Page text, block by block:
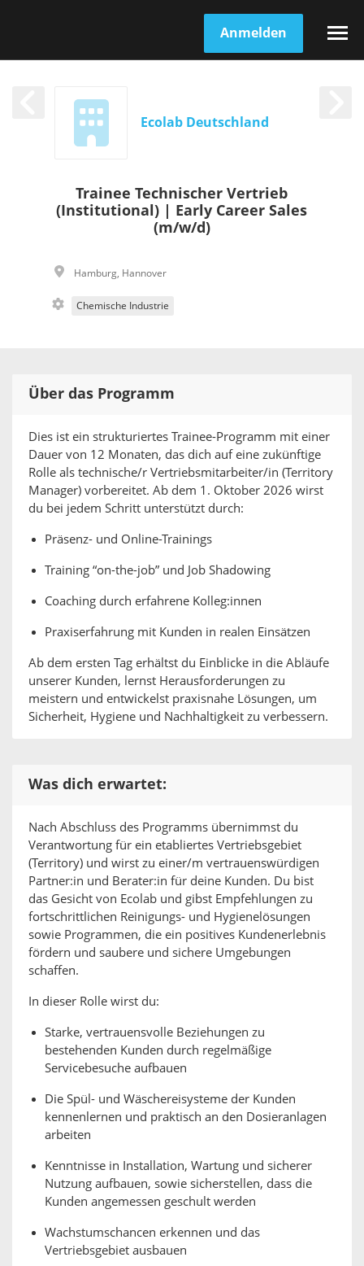
Anmelden
Ecolab Deutschland
Trainee Technischer Vertrieb
(Institutional) | Early Career Sales
(m/w/d)
Hamburg, Hannover
Chemische Industrie
Über das Programm
Dies ist ein strukturiertes Trainee-Programm mit einer
Dauer von 12 Monaten, das dich auf eine zukünftige
Rolle als technische/r Vertriebsmitarbeiter/in (Territory
Manager) vorbereitet. Ab dem 1. Oktober 2026 wirst
du bei jedem Schritt unterstützt durch:
Präsenz- und Online-Trainings
Training “on-the-job” und Job Shadowing
Coaching durch erfahrene Kolleg:innen
Praxiserfahrung mit Kunden in realen Einsätzen
Ab dem ersten Tag erhältst du Einblicke in die Abläufe
unserer Kunden, lernst Herausforderungen zu
meistern und entwickelst praxisnahe Lösungen, um
Sicherheit, Hygiene und Nachhaltigkeit zu verbessern.
Was dich erwartet:
Nach Abschluss des Programms übernimmst du
Verantwortung für ein etabliertes Vertriebsgebiet
(Territory) und wirst zu einer/m vertrauenswürdigen
Partner:in und Berater:in für deine Kunden. Du bist
das Gesicht von Ecolab und gibst Empfehlungen zu
fortschrittlichen Reinigungs- und Hygienelösungen
sowie Programmen, die ein positives Kundenerlebnis
fördern und saubere und sichere Umgebungen
schaffen.
In dieser Rolle wirst du:
Starke, vertrauensvolle Beziehungen zu
bestehenden Kunden durch regelmäßige
Servicebesuche aufbauen
Die Spül- und Wäschereisysteme der Kunden
kennenlernen und praktisch an den Dosieranlagen
arbeiten
Kenntnisse in Installation, Wartung und sicherer
Nutzung aufbauen, sowie sicherstellen, dass die
Kunden angemessen geschult werden
Wachstumschancen erkennen und das
Vertriebsgebiet ausbauen